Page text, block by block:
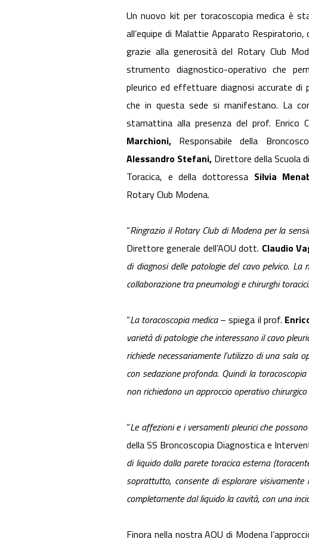
Un nuovo kit per toracoscopia medica è
all’equipe di Malattie Apparato
grazie alla generosità del Rotary Club
strumento diagnostico-operativo che
pleurico ed effettuare diagnosi accurate di
che in questa sede si manifestano. La
stamattina alla presenza del prof. Enrico
Marchioni, Responsabile della
Alessandro Stefani, Direttore della Scuola
Toracica, e della dottoressa Silvia
Rotary Club Modena.
“Ringrazio il Rotary Club di Modena per la
Direttore generale dell’AOU dott. Claudio
di diagnosi delle patologie del cavo pelvico.
collaborazione tra pneumologi e chirurghi
“La toracoscopia medica– spiega il prof.
varietà di patologie che interessano il cavo
richiede necessariamente l’utilizzo di una sala
con sedazione profonda. Quindi la
non richiedono un approccio operativo
“Le affezioni e i versamenti pleurici che
della SS Broncoscopia Diagnostica e
di liquido dalla parete toracica esterna
soprattutto, consente di esplorare
completamente dal liquido la cavità, con una
Finora nella nostra AOU di Modena